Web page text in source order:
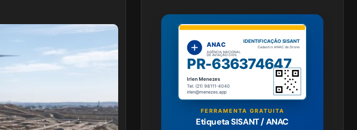
ANAC
AGÊNCIA NACIONAL
DE AVIAÇÃO CIVIL
IDENTIFICAÇÃO SISANT
Cadastro ANAC de Drone
PR-636374647
Irlen Menezes
Tel: (21) 98111-4040
irlen@menezes.app
FERRAMENTA GRATUITA
Etiqueta SISANT / ANAC